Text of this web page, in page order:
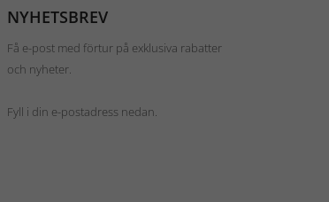
NYHETSBREV
Få e-post med förtur på exklusiva rabatter
och nyheter.
Fyll i din e-postadress nedan.